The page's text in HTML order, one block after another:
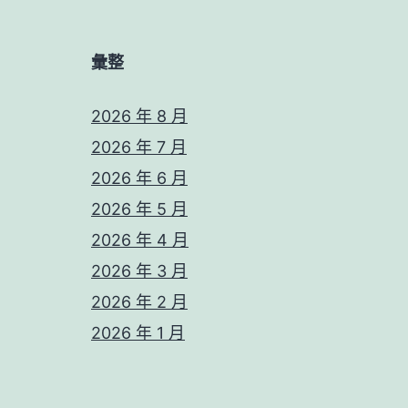
彙整
2026 年 8 月
2026 年 7 月
2026 年 6 月
2026 年 5 月
2026 年 4 月
2026 年 3 月
2026 年 2 月
2026 年 1 月